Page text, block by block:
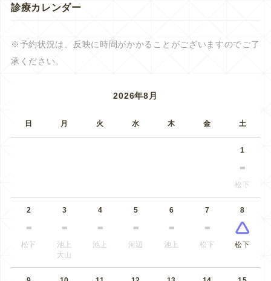
診療カレンダー
※予約状況は、反映に時間がかかることがございますのでご了
承ください。
2026年8月
日 月 火 水 木 金 土
1
松下
2
松下
3
池上
大山
4
池上
5
河辺
6
池上
7
松下
8
松下